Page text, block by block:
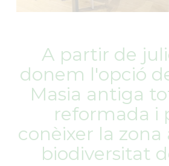
A partir de
donem l'opció
Masia antiga
reformada i
conèixer la
biodiversitat